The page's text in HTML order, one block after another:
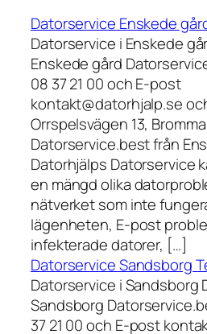
Datorservice Enskede
Datorservice i Enskede
Enskede gård
08 37 21 00 och E-post
kontakt@datorhjalp.se
Orrspelsvägen 13,
Datorservice.best från
Datorhjälps Datorservice
en mängd olika
nätverket som inte
lägenheten, E-post
infekterade datorer, […]
Datorservice Sandsborg
Datorservice i Sandsborg
Sandsborg
37 21 00 och E-post